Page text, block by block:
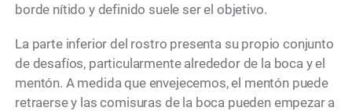
borde nítido y definido suele ser el objetivo.
La parte inferior del rostro presenta su propio conjunto
de desafíos, particularmente alrededor de la boca y el
mentón. A medida que envejecemos, el mentón puede
retraerse y las comisuras de la boca pueden empezar a